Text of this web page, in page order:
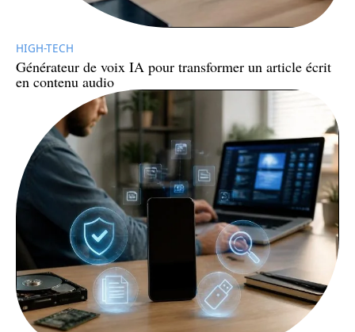
HIGH-TECH
Générateur de voix IA pour transformer un article écrit
en contenu audio